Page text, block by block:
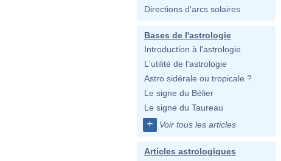
Directions d'arcs solaires
Bases de l'astrologie
Introduction à l'astrologie
L'utilité de l'astrologie
Astro sidérale ou tropicale ?
Le signe du Bélier
Le signe du Taureau
+ Voir tous les articles
Articles astrologiques